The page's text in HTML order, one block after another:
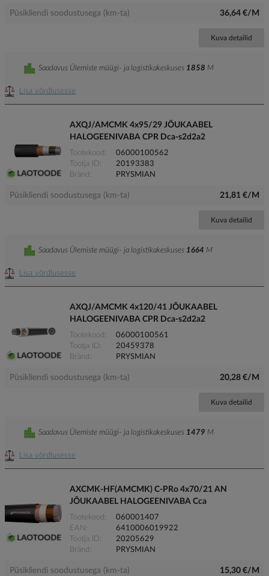
Püsikliendi soodustusega (km-ta) 36,64 €/M
Kuva detailid
Lisa võrdlusesse
Saadavus Ülemiste müügi- ja logistikakeskuses 1858 M
AXQJ/AMCMK 4x95/29 JÕUKAABEL
HALOGEENIVABA CPR Dca-s2d2a2
Tootekood
06000100562
Tootja ID
20193383
Bränd
PRYSMIAN
Püsikliendi soodustusega (km-ta) 21,81 €/M
Kuva detailid
Lisa võrdlusesse
Saadavus Ülemiste müügi- ja logistikakeskuses 1664 M
AXQJ/AMCMK 4x120/41 JÕUKAABEL
HALOGEENIVABA CPR Dca-s2d2a2
Tootekood
06000100561
Tootja ID
20459378
Bränd
PRYSMIAN
Püsikliendi soodustusega (km-ta) 20,28 €/M
Kuva detailid
Lisa võrdlusesse
Saadavus Ülemiste müügi- ja logistikakeskuses 1479 M
AXCMK-HF(AMCMK) C-PRo 4x70/21 AN
JÕUKAABEL HALOGEENIVABA Cca
Tootekood
060001407
EAN
6410006019922
Tootja ID
20205629
Bränd
PRYSMIAN
Püsikliendi soodustusega (km-ta) 15,30 €/M